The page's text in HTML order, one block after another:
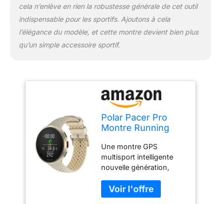
statistiques grâce à
l'affichage couleur
réfléchissant MIP
(memory-in-pixel) et à
l'écran en verre ultra-fin
cela n’enlève en rien la robustesse générale de cet outil
indispensable pour les sportifs. Ajoutons à cela
l’élégance du modèle, et cette montre devient bien plus
qu’un simple accessoire sportif.
Polar Pacer Pro
Montre Running
Poignet
Une montre GPS
multisport intelligente
nouvelle génération,
baromètre intégré.
Processeur central ultra